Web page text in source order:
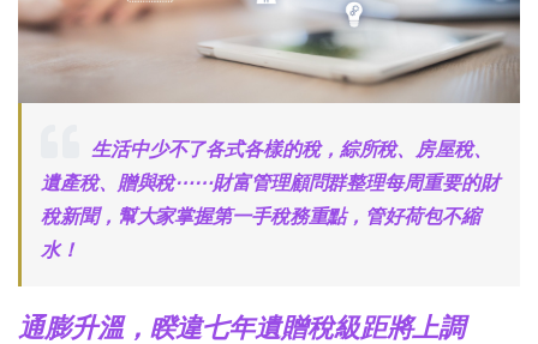
生活中少不了各式各樣的稅，綜所稅、房屋稅、
遺產稅、贈與稅⋯⋯財富管理顧問群整理每周重要的財
稅新聞，幫大家掌握第一手稅務重點，管好荷包不縮
水！
通膨升溫，睽違七年遺贈稅級距將上調